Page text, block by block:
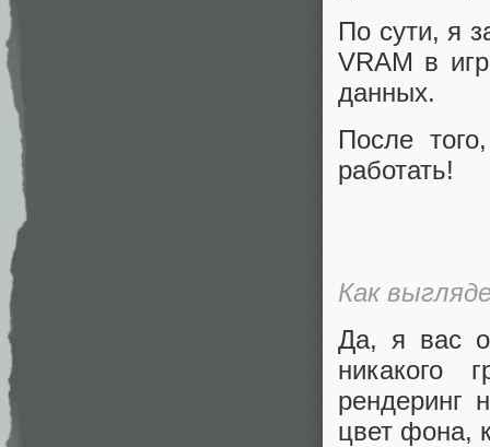
По сути, я
VRAM в
данных.
После
работать!
Как
Да, я вас
никакого
рендеринг
цвет фона,